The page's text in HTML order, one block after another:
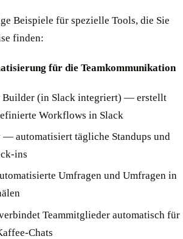
Beispiele für spezielle Tools, die Sie
finden:
für die Teamkommunikation
(in Slack integriert) — erstellt
Workflows in Slack
— automatisiert tägliche Standups und
ins
Umfragen und Umfragen in
Teammitglieder automatisch für
Chats